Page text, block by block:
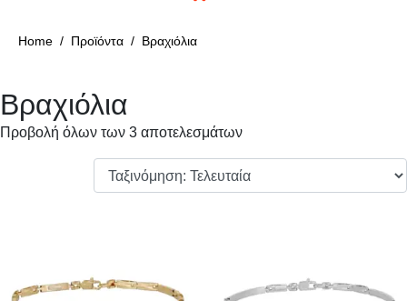
Home Προϊόντα Βραχιόλια
Βραχιόλια
Προβολή όλων των 3 αποτελεσμάτων